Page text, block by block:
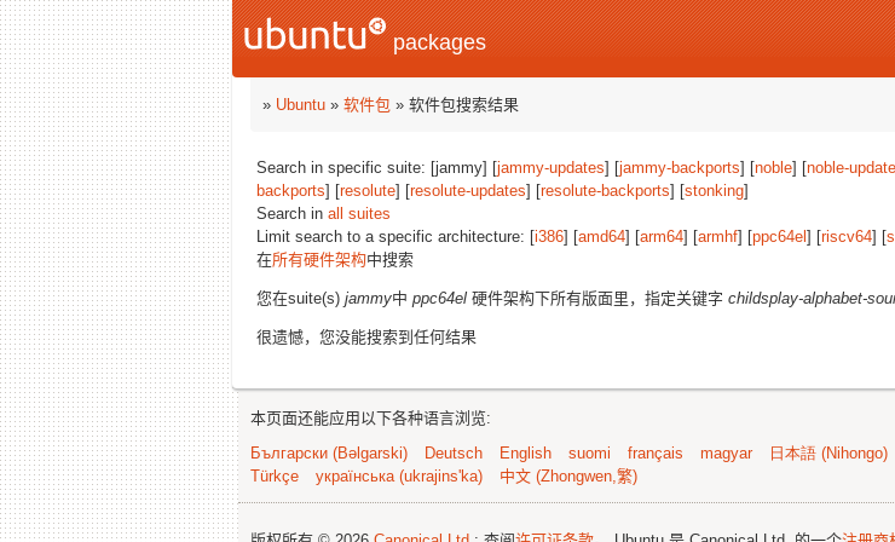
packages
» Ubuntu » 软件包 » 软件包搜索结果
Search in specific suite: [jammy] [jammy-updates] [jammy-backports] [noble] [noble-
backports] [resolute] [resolute-updates] [resolute-backports] [stonking]
Search in all suites
Limit search to a specific architecture: [i386] [amd64] [arm64] [armhf] [ppc64el ] [riscv64] [
在所有硬件架构中搜索
您在suite(s) jammy中 ppc64el 硬件架构下所有版面里，指定关键字 childsplay-alphabet-
很遗憾，您没能搜索到任何结果
本页面还能应用以下各种语言浏览:
Български (Bəlgarski)
Deutsch English suomi français magyar 日本語 (Nihongo)
Türkçe
українська (ukrajins'ka) 中文 (Zhongwen,繁)